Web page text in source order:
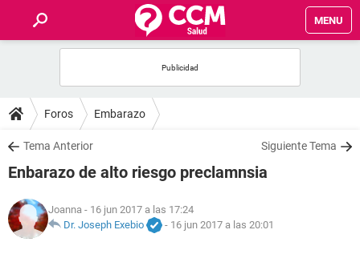
MENU
FOROS
SALUD
NUTRICIÓN
Foros Embarazo
Tema Anterior Siguiente Tema
Enbarazo de alto riesgo preclamnsia
Joanna - 16 jun 2017 a las 17:24
Dr. Joseph Exebio
- 16 jun 2017 a las 20:01